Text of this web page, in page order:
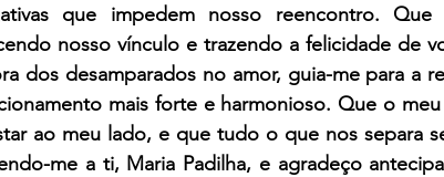
que impedem nosso reencontro.
nosso vínculo e trazendo a felicidade de
dos desamparados no amor, guia-me para a
mais forte e harmonioso. Que o
ao meu lado, e que tudo o que nos separa
me a ti, Maria Padilha, e agradeço